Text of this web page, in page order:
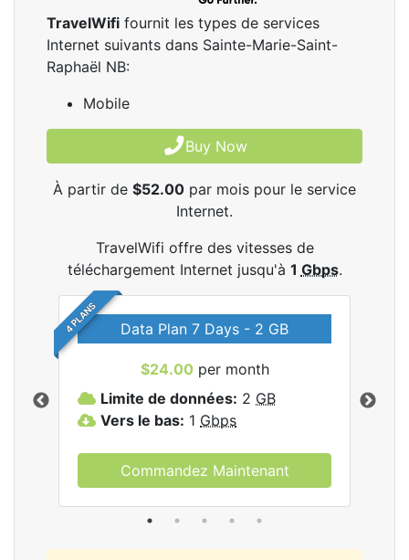
TravelWifi fournit les types de services
Internet suivants dans Sainte-Marie-Saint-
Raphaël NB:
Mobile
Buy Now
À partir de $52.00 par mois pour le service
Internet.
TravelWifi offre des vitesses de
téléchargement Internet jusqu'à 1 Gbps.
4 PLANS Data Plan 7 Days - 2 GB
$24.00 per month
Limite de données: 2 GB
Vers le bas: 1 Gbps
Commandez Maintenant